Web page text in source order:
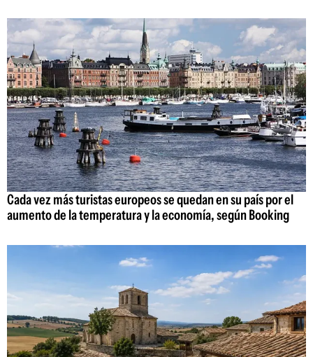
Cada vez más turistas europeos se quedan en su país por el
aumento de la temperatura y la economía, según Booking